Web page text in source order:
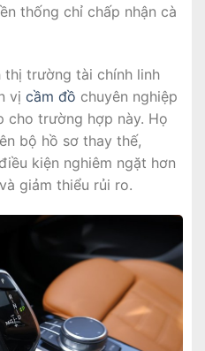
thống chỉ chấp nhận cà
thị trường tài chính linh
vị cầm đồ chuyên nghiệp
cho trường hợp này. Họ
bộ hồ sơ thay thế,
kiện nghiêm ngặt hơn
giảm thiểu rủi ro.